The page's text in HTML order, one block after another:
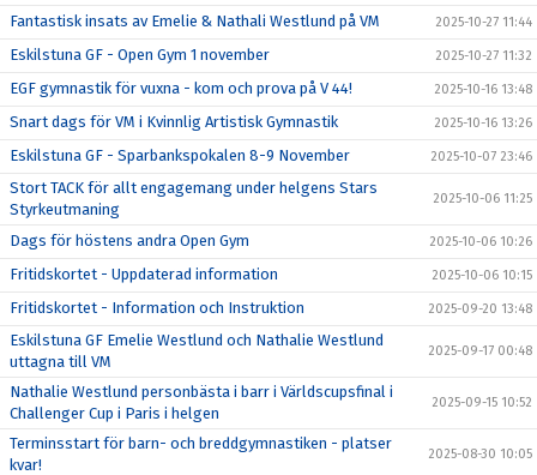
Fantastisk insats av Emelie & Nathali Westlund på VM 2025-10-27 11:44
Eskilstuna GF - Open Gym 1 november 2025-10-27 11:32
EGF gymnastik för vuxna - kom och prova på V 44! 2025-10-16 13:48
Snart dags för VM i Kvinnlig Artistisk Gymnastik 2025-10-16 13:26
Eskilstuna GF - Sparbankspokalen 8-9 November 2025-10-07 23:46
Stort TACK för allt engagemang under helgens Stars
Styrkeutmaning
2025-10-06 11:25
Dags för höstens andra Open Gym 2025-10-06 10:26
Fritidskortet - Uppdaterad information 2025-10-06 10:15
Fritidskortet - Information och Instruktion 2025-09-20 13:48
Eskilstuna GF Emelie Westlund och Nathalie Westlund
uttagna till VM
2025-09-17 00:48
Nathalie Westlund personbästa i barr i Världscupsfinal i
Challenger Cup i Paris i helgen
2025-09-15 10:52
Terminsstart för barn- och breddgymnastiken - platser
kvar!
2025-08-30 10:05